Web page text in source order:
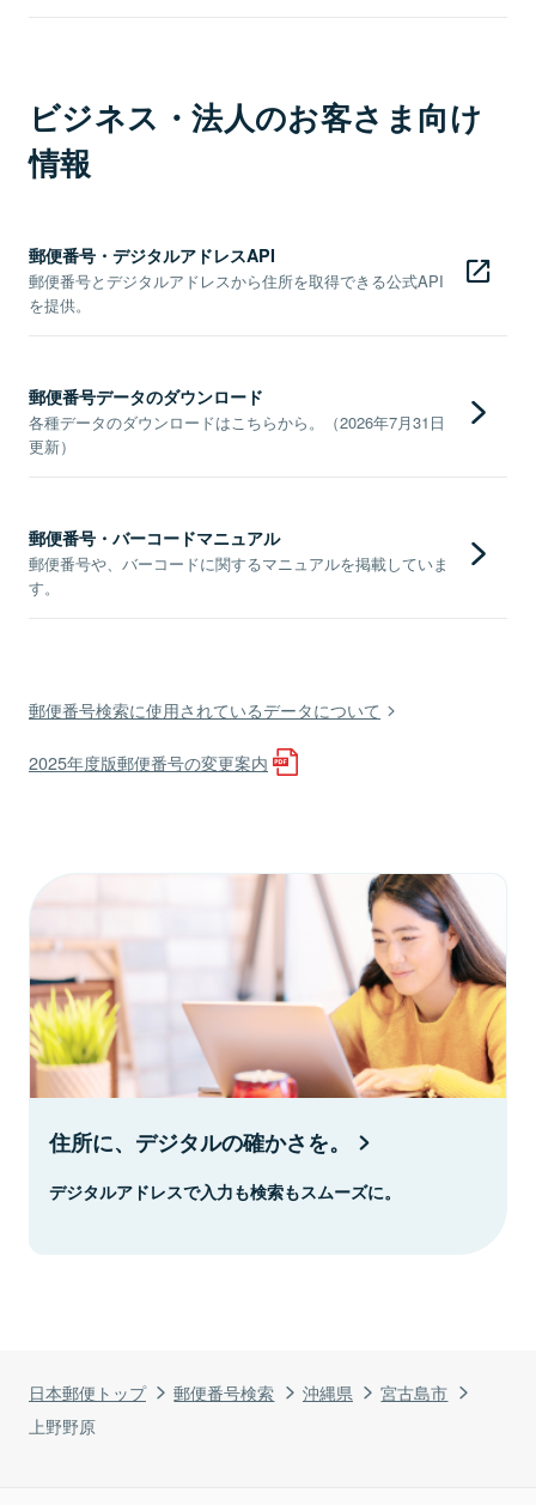
日本郵便トップ 郵便番号検索 沖縄県
宮古島市
上野野原
ビジネス・法人のお客さま向け
情報
郵便番号・デジタルアドレスAPI
郵便番号とデジタルアドレスから住所を取得できる公式API
を提供。
郵便番号データのダウンロード
各種データのダウンロードはこちらから。（2026年7月31日
更新）
郵便番号・バーコードマニュアル
郵便番号や、バーコードに関するマニュアルを掲載していま
す。
郵便番号検索に使用されているデータについて
2025年度版郵便番号の変更案内
住所に、デジタルの確かさを。
デジタルアドレスで入力も検索もスムーズに。